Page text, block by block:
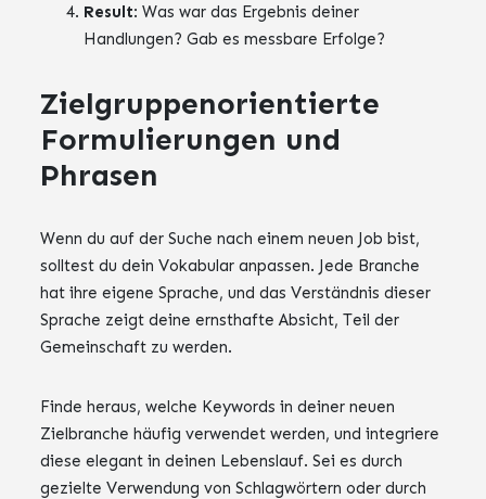
Result: Was war das Ergebnis deiner
Handlungen? Gab es messbare Erfolge?
Zielgruppenorientierte
Formulierungen und
Phrasen
Wenn du auf der Suche nach einem neuen Job bist,
solltest du dein Vokabular anpassen. Jede Branche
hat ihre eigene Sprache, und das Verständnis dieser
Sprache zeigt deine ernsthafte Absicht, Teil der
Gemeinschaft zu werden.
Finde heraus, welche Keywords in deiner neuen
Zielbranche häufig verwendet werden, und integriere
diese elegant in deinen Lebenslauf. Sei es durch
gezielte Verwendung von Schlagwörtern oder durch